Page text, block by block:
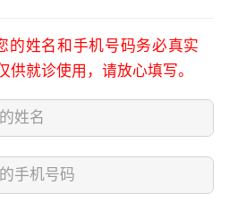
的姓名和手机号码务必真实
供就诊使用，请放心填写。